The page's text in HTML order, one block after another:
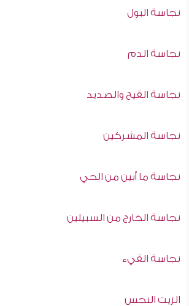
نجاسة البول
نجاسة الدم
نجاسة القيح والصديد
نجاسة المشركين
نجاسة ما أبين من الحي
نجاسة الخارج من السبيلين
نجاسة القيء
الزيت النجس